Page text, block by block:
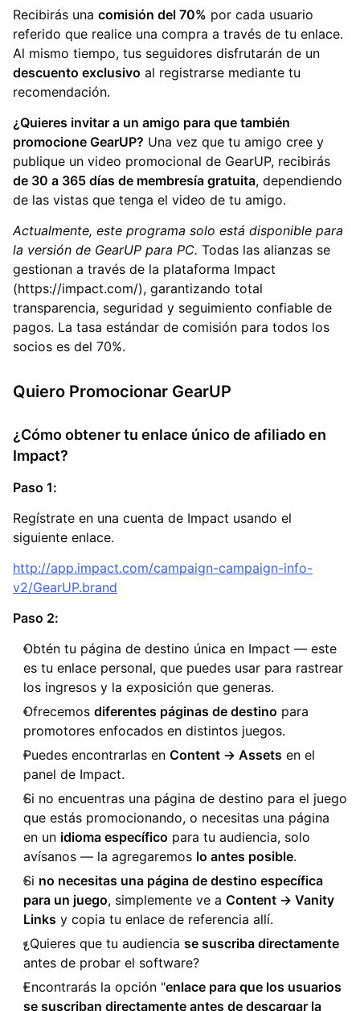
Recibirás una comisión del 70% por cada usuario
referido que realice una compra a través de tu enlace.
Al mismo tiempo, tus seguidores disfrutarán de un
descuento exclusivo al registrarse mediante tu
recomendación.
¿Quieres invitar a un amigo para que también
promocione GearUP? Una vez que tu amigo cree y
publique un video promocional de GearUP, recibirás
de 30 a 365 días de membresía gratuita, dependiendo
de las vistas que tenga el video de tu amigo.
Actualmente, este programa solo está disponible para
la versión de GearUP para PC. Todas las alianzas se
gestionan a través de la plataforma Impact
(https://impact.com/), garantizando total
transparencia, seguridad y seguimiento confiable de
pagos. La tasa estándar de comisión para todos los
socios es del 70%.
Quiero Promocionar GearUP
¿Cómo obtener tu enlace único de afiliado en
Impact?
Paso 1:
Regístrate en una cuenta de Impact usando el
siguiente enlace.
http://app.impact.com/campaign-campaign-info-
v2/GearUP.brand
Paso 2:
Obtén tu página de destino única en Impact — este
es tu enlace personal, que puedes usar para rastrear
los ingresos y la exposición que generas.
Ofrecemos diferentes páginas de destino para
promotores enfocados en distintos juegos.
Puedes encontrarlas en Content → Assets en el
panel de Impact.
Si no encuentras una página de destino para el juego
que estás promocionando, o necesitas una página
en un idioma específico para tu audiencia, solo
avísanos — la agregaremos lo antes posible.
Si no necesitas una página de destino específica
para un juego, simplemente ve a Content → Vanity
Links y copia tu enlace de referencia allí.
¿Quieres que tu audiencia se suscriba directamente
antes de probar el software?
Encontrarás la opción "enlace para que los usuarios
se suscriban directamente antes de descargar la